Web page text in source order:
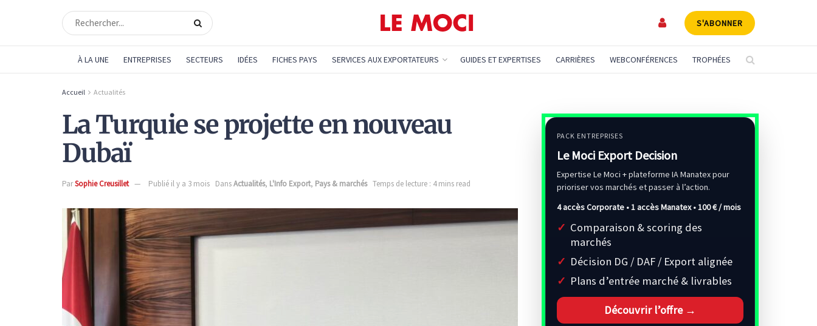
S'ABONNER
À LA UNE ENTREPRISES SECTEURS IDÉES FICHES PAYS SERVICES AUX EXPORTATEURS GUIDES ET EXPERTISES CARRIÈRES WEBCONFÉRENCES TROPHÉES
Accueil Actualités
La Turquie se projette en nouveau
Dubaï
ParSophie Creusillet Publié il y a 3 mois DansActualités, L'Info Export, Pays & marchés Temps de lecture : 4 mins read
PACK ENTREPRISES
Le Moci Export Decision
Expertise Le Moci + plateforme IA Manatex pour
prioriser vos marchés et passer à l’action.
4 accès Corporate • 1 accès Manatex •100 € / mois
Comparaison & scoring des
marchés
Décision DG / DAF / Export alignée
Plans d’entrée marché & livrables
Découvrir l’offre →